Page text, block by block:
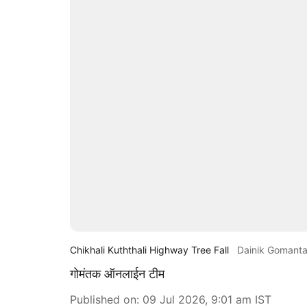
Chikhali Kuththali Highway Tree Fall Dainik
गोमंतक ऑनलाईन टीम
Published on: 09 Jul 2026, 9:01 am IST